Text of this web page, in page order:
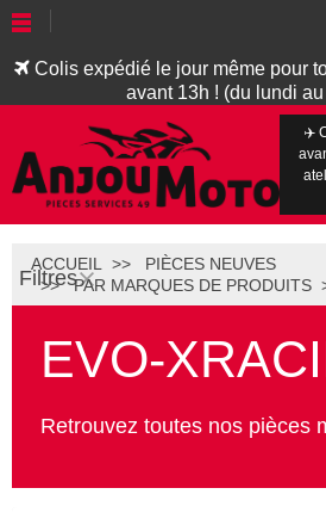
Colis expédié le jour même pour
avant 13h ! (du lundi
✈️
Filtres
ACCUEIL
PIÈCES NEUVES
PAR MARQUES DE PRODUITS
EVO-
Retrouvez toutes nos pièces